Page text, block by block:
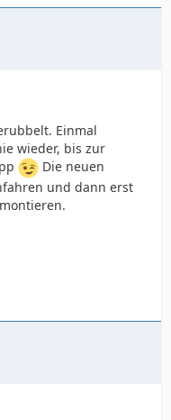
Einmal
wieder, bis zur
Die neuen
und dann erst